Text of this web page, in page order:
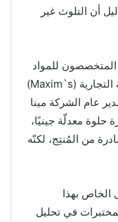
أن التلوث غير
للمواد
الاستهلاكية؛ وهي الوكيل والموزع للعلامة التجارية (Maxim`s)
عام الشركة مينا
معدلّة جينيًا،
من المُنتِج، لكنّه
بهذا
في تحليل